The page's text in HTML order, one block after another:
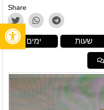
Share
ימים שעות